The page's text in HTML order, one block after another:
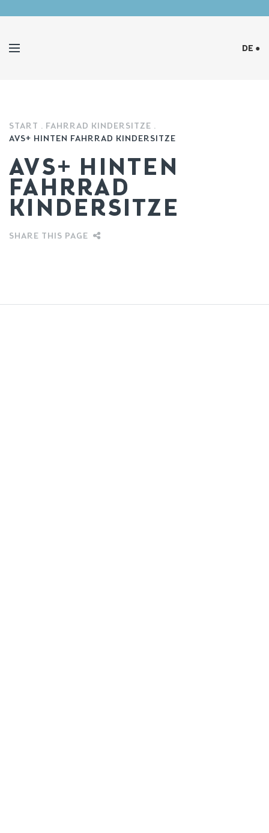
DE ●
START
FAHRRAD KINDERSITZE
AVS+ HINTEN FAHRRAD KINDERSITZE
AVS+ HINTEN
FAHRRAD
KINDERSITZE
SHARE THIS PAGE